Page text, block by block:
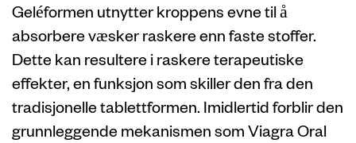
Geléformen utnytter kroppens evne til å
absorbere væsker raskere enn faste stoffer.
Dette kan resultere i raskere terapeutiske
effekter, en funksjon som skiller den fra den
tradisjonelle tablettformen. Imidlertid forblir den
grunnleggende mekanismen som Viagra Oral